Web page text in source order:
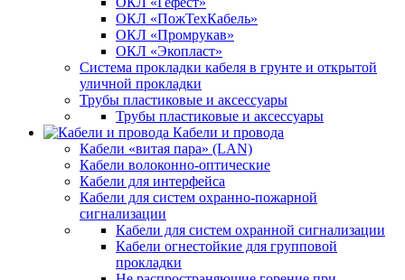
ОКЛ «ПожТехКабель»
ОКЛ «Промрукав»
ОКЛ «Экопласт»
Система прокладки кабеля в грунте и открытой
уличной прокладки
Трубы пластиковые и аксессуары
Трубы пластиковые и аксессуары
Кабели и провода
Кабели «витая пара» (LAN)
Кабели волоконно-оптические
Кабели для интерфейса
Кабели для систем охранно-пожарной
сигнализации
Кабели для систем охранной сигнализации
Кабели огнестойкие для групповой
прокладки